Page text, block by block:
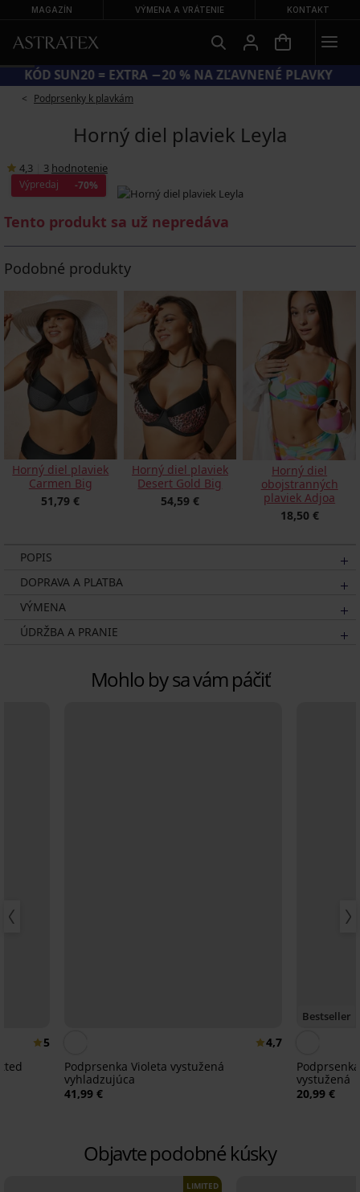
MAGAZÍN VÝMENA A VRÁTENIE KONTAKT
KÓD SUN20 = EXTRA −20 % NA ZĽAVNENÉ PLAVKY
Podprsenky k plavkám
Horný diel plaviek Leyla
4,3 3 hodnotenie
Výpredaj -70%
Tento produkt sa už nepredáva
Podobné produkty
Horný diel plaviek
Carmen Big
51,79 €
Horný diel plaviek
Desert Gold Big
54,59 €
Horný diel
obojstranných
plaviek Adjoa
18,50 €
POPIS
DOPRAVA A PLATBA
VÝMENA
ÚDRŽBA A PRANIE
Mohlo by sa vám páčiť
5
4,7
Podprsenka Violeta vystužená
vyhladzujúca
41,99 €
Bestseller
vystužená
20,99 €
Objavte podobné kúsky
LIMITED